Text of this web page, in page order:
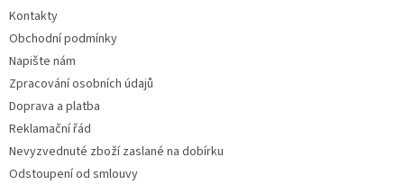
Kontakty
Obchodní podmínky
Napište nám
Zpracování osobních údajů
Doprava a platba
Reklamační řád
Nevyzvednuté zboží zaslané na dobírku
Odstoupení od smlouvy